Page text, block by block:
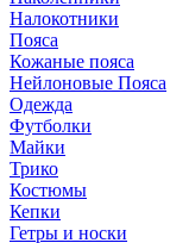
Налокотники
Пояса
Кожаные пояса
Нейлоновые Пояса
Одежда
Футболки
Майки
Трико
Костюмы
Кепки
Гетры и носки